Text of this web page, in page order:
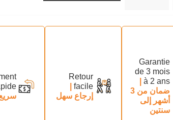
Garantie
de 3 mois
à 2 ans
|
ضمان من 3
أشهر إلى
سنتين
Retour
facile
|
إرجاع سهل